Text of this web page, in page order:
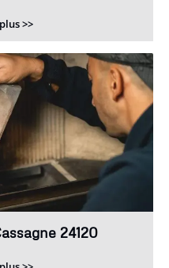
>>
24120